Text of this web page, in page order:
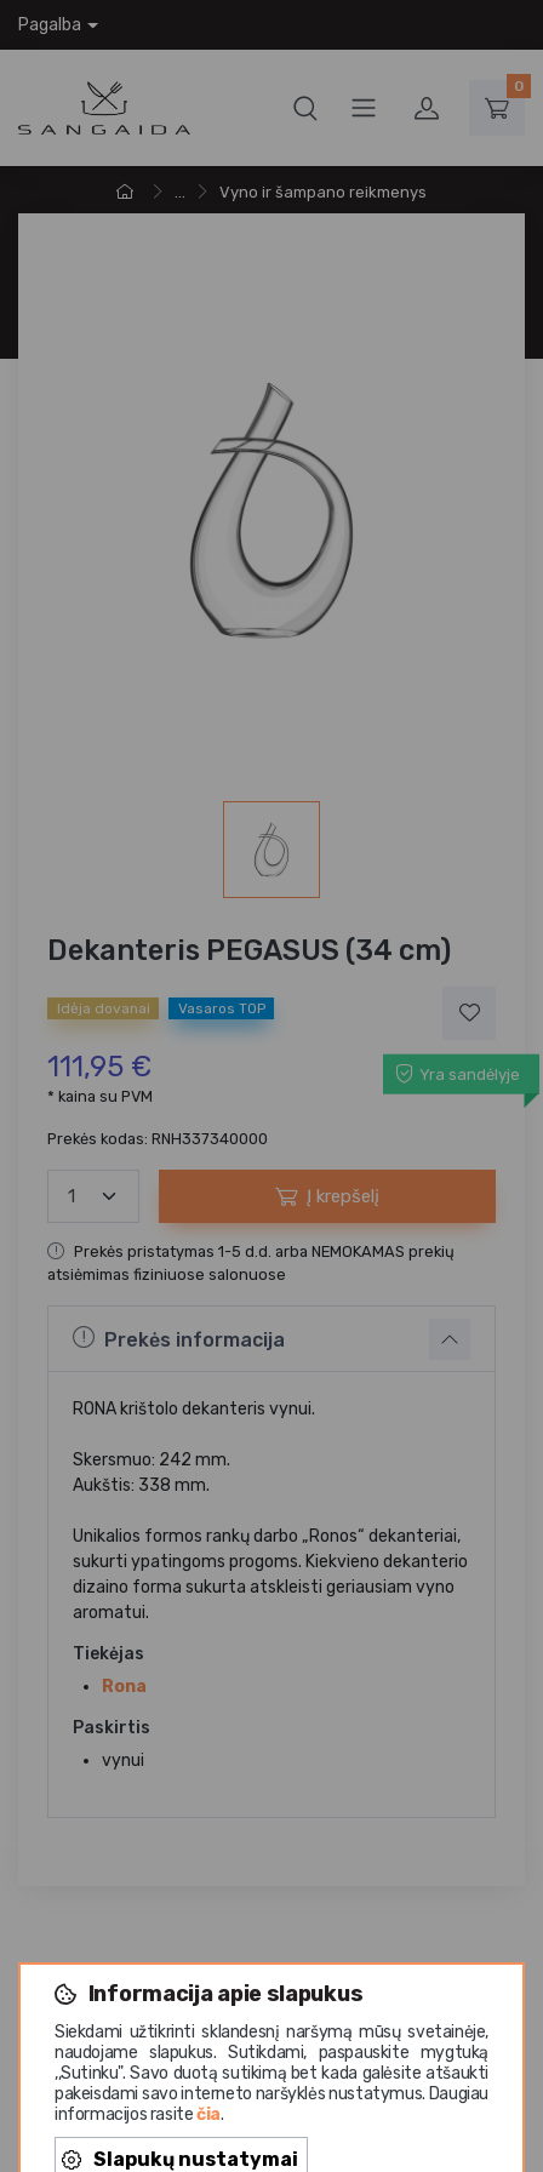
Informacija apie slapukus
Siekdami užtikrinti sklandesnį naršymą mūsų svetainėje,
naudojame slapukus. Sutikdami, paspauskite mygtuką
,,Sutinku". Savo duotą sutikimą bet kada galėsite atšaukti
pakeisdami savo interneto naršyklės nustatymus. Daugiau
informacijos rasitečia.
Slapukų nustatymai
Pagalba
0
... Vyno ir šampano reikmenys
Dekanteris PEGASUS (34 cm)
Idėja dovanai Vasaros TOP
111,95 €
Yra sandėlyje
* kaina su PVM
Prekės kodas: RNH337340000
Į krepšelį
Prekės pristatymas 1-5 d.d. arba NEMOKAMAS prekių
atsiėmimas fiziniuose salonuose
Prekės informacija
RONA krištolo dekanteris vynui.
Skersmuo: 242 mm.
Aukštis: 338 mm.
Unikalios formos rankų darbo „Ronos“ dekanteriai,
sukurti ypatingoms progoms. Kiekvieno dekanterio
dizaino forma sukurta atskleisti geriausiam vyno
aromatui.
Tiekėjas
Rona
Paskirtis
vynui
Panašios prekės
Idėja dovanai